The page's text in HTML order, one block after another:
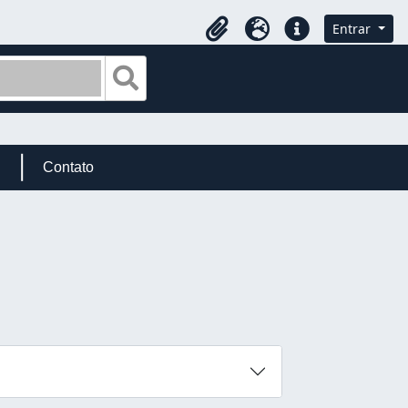
Área de transferência
IdiomaLigações rápidas
Entrar
Contato